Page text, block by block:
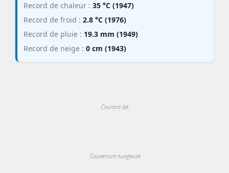
Record de chaleur : 35 °C (1947)
Record de froid : 2.8 °C (1976)
Record de pluie : 19.3 mm (1949)
Record de neige : 0 cm (1943)
Courant-Jet
Couverture nuageuse